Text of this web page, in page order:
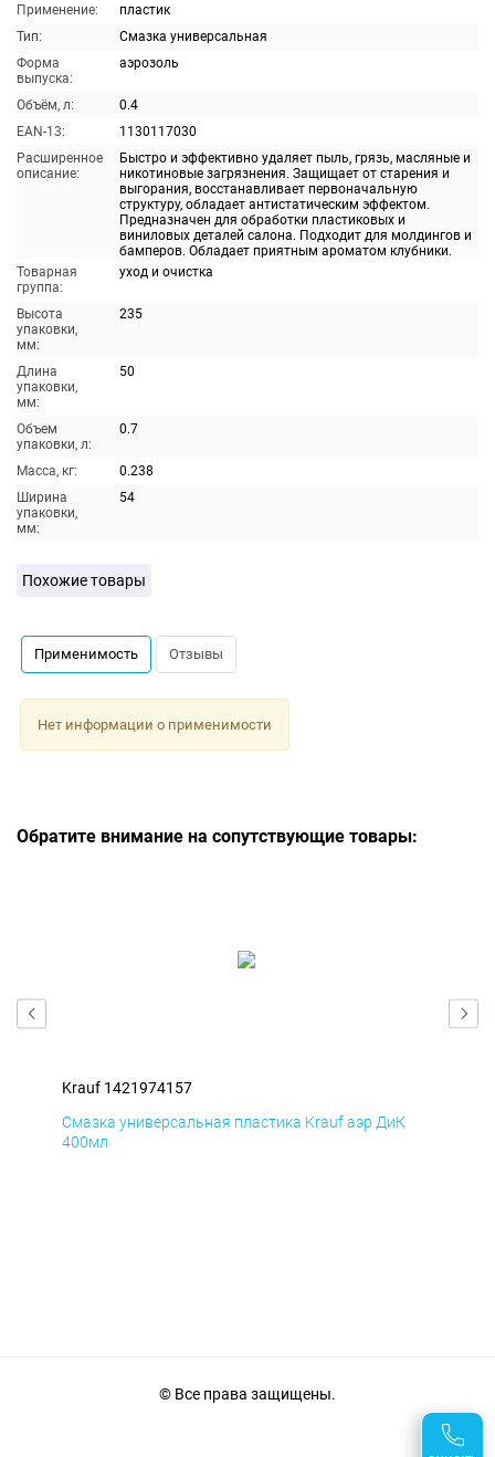
Применение:
пластик
Тип:
Смазка универсальная
Форма
выпуска:
аэрозоль
Объём, л:
0.4
EAN-13:
1130117030
Расширенное
описание:
Быстро и эффективно удаляет пыль, грязь, масляные и
никотиновые загрязнения. Защищает от старения и
выгорания, восстанавливает первоначальную
структуру, обладает антистатическим эффектом.
Предназначен для обработки пластиковых и
виниловых деталей салона. Подходит для молдингов и
бамперов. Обладает приятным ароматом клубники.
Товарная
группа:
уход и очистка
Высота
упаковки,
мм:
235
Длина
упаковки,
мм:
50
Объем
упаковки, л:
0.7
Масса, кг:
0.238
Ширина
упаковки,
мм:
54
Похожие товары
Применимость Отзывы
Нет информации о применимости
Обратите внимание на сопутствующие товары:
Krauf 1421974157
Смазка универсальная пластика Krauf аэр ДиК
400мл
© Все права защищены.